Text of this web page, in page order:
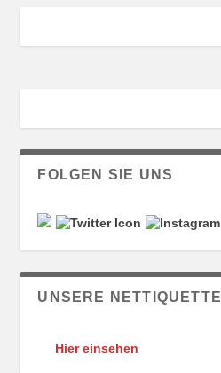
FOLGEN SIE UNS
UNSERE NETTIQUETTE
Hier einsehen